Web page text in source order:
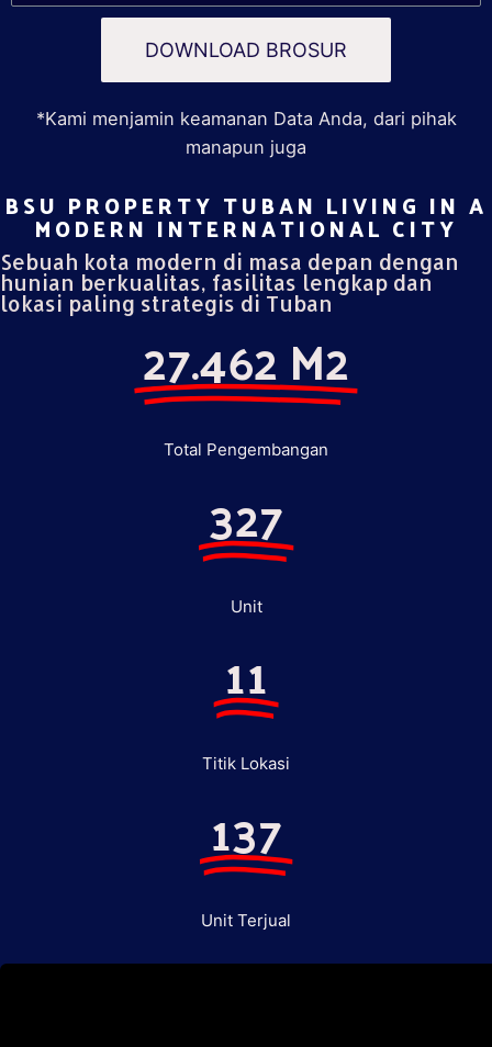
DOWNLOAD BROSUR
*Kami menjamin keamanan Data Anda, dari pihak
manapun juga
BSU PROPERTY TUBAN LIVING IN A
MODERN INTERNATIONAL CITY​
Sebuah kota modern di masa depan dengan
hunian berkualitas, fasilitas lengkap dan
lokasi paling strategis di Tuban
27.462 M2
Total Pengembangan
327
Unit
11
Titik Lokasi
137
Unit Terjual